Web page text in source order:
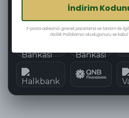
Güvenli Alışveriş
İndirim
E-posta adresinizi girerek pazarlama ve tanıtım ile
Gizlilik Politikamızı okuduğunuzu ve